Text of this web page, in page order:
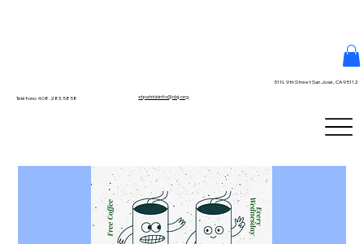
Teléfono 408.283.5858 stpatrickinfo@dsj.org
51 N. 9th Street San José, CA 95112